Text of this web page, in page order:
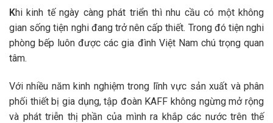
Khi kinh tế ngày càng phát triển thì nhu cầu có một không
gian sống tiện nghi đang trở nên cấp thiết. Trong đó tiện nghi
phòng bếp luôn được các gia đình Việt Nam chú trọng quan
tâm.
Với nhiều năm kinh nghiệm trong lĩnh vực sản xuất và phân
phối thiết bị gia dụng, tập đoàn KAFF không ngừng mở rộng
và phát triễn thị phần của mình ra khắp các nước trên thế